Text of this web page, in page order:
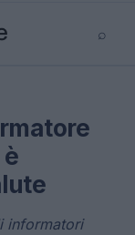
⌕
informatori